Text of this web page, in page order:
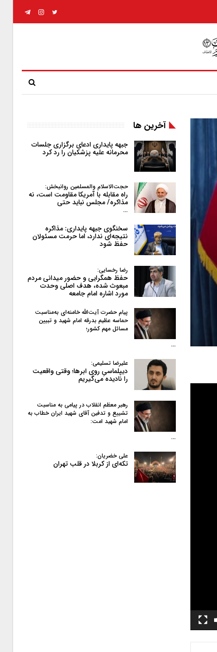
آخرین ها
جبهه پایداری ادعای برگزاری جلسات
محرمانه علیه پزشکیان را رد کرد
حجت‌الاسلام والمسلمین روانبخش:
راه مقابله با آمریکا مقاومت است، نه
مذاکره/ مجلس نباید حتی
…
سخنگوی جبهه پایداری: مذاکره
نتیجه‌ای ندارد، اما حرمت مسئولان
حفظ شود
رضا رخسایی:
حفظ همگرایی و حضور میدانی مردم
مبعوث شده، هدف اصلی وحدت
مورد اشاره امام جامعه
پیام حضرت آیت‌الله خامنه‌ای به‌مناسبت
حماسه عظیم بدرقه امام شهید و تبیین
مسائل مهم کشور؛
…
علیرضا تسلیمی:
دیپلماسیِ روی ابرها؛ وقتی واقعیت
را نادیده می‌گیریم
رهبر معظم انقلاب در پیامی به‌ مناسبت
تشییع و تدفین آقای شهید ایران خطاب به
امام شهید امت:
…
علی خضریان:
تکه‌ای از کربلا در قلب تهران